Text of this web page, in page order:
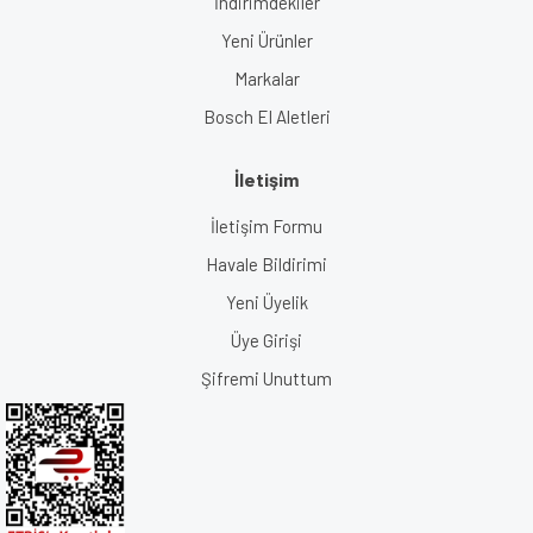
Yeni Ürünler
Markalar
Bosch El Aletleri
İletişim
İletişim Formu
Havale Bildirimi
Yeni Üyelik
Üye Girişi
Şifremi Unuttum